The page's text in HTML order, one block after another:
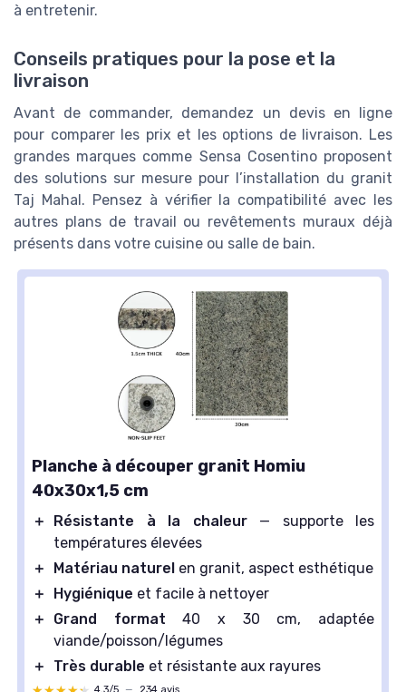
à entretenir.
Conseils pratiques pour la pose et la
livraison
Avant de commander, demandez un devis en ligne
pour comparer les prix et les options de livraison. Les
grandes marques comme Sensa Cosentino proposent
des solutions sur mesure pour l’installation du granit
Taj Mahal. Pensez à vérifier la compatibilité avec les
autres plans de travail ou revêtements muraux déjà
présents dans votre cuisine ou salle de bain.
Planche à découper granit Homiu
40x30x1,5 cm
＋ Résistante à la chaleur— supporte les
températures élevées
＋
Matériau naturel en granit, aspect esthétique
＋
Hygiénique et facile à nettoyer
＋
Grand format 40 x 30 cm, adaptée
viande/poisson/légumes
＋
Très durable et résistante aux rayures